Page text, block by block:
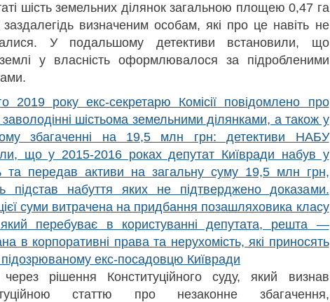
шість земельних ділянок загальною площею 0,47 га
заздалегідь визначеним особам, які про це навіть не
У подальшому детективи встановили, що
у власність оформлювалося за підробленими
2019 року екс-секретарю Комісії повідомлено про
заволодінні шістьома земельними ділянками, а також у
збагаченні на 19,5 млн грн: детективи НАБУ
що у 2015-2016 роках депутат Київради набув у
та передав активи на загальну суму 19,5 млн грн,
підстав набуття яких не підтверджено доказами.
суми витрачена на придбання позашляховика класу
перебуває в користуванні депутата, решта —
в корпоративні права та нерухомість, які приносять
підозрюваному екс-посадовцю Київради
рішення Конституційного суду, який визнав
статтю про незаконне збагачення,